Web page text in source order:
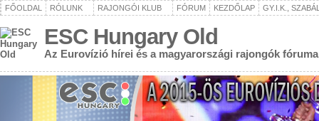
FŐOLDAL RÓLUNK RAJONGÓI KLUB FÓRUM KEZDŐLAP GY.I.K.,
ESC Hungary Old
Az Eurovízió hírei és a magyarországi rajongók fóruma